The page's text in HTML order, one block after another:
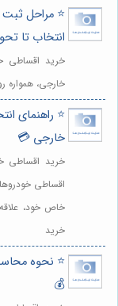
⭐️ مراحل
انتخاب تا
خرید اقساطی
خارجی، همواره
⭐️ راهنمای
خارجی 💳
خرید اقساطی
اقساطی
خاص خود،
خرید
⭐️ نحوه
💰